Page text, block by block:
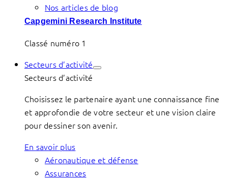
Nos articles de blog
Capgemini Research Institute
Classé numéro 1
Secteurs d’activité
Secteurs d’activité
Choisissez le partenaire ayant une connaissance fine
et approfondie de votre secteur et une vision claire
pour dessiner son avenir.
En savoir plus
Aéronautique et défense
Assurances